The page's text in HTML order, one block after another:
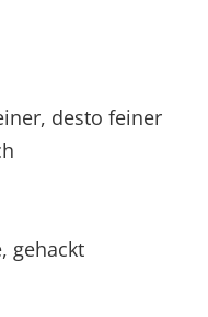
desto feiner
gehackt